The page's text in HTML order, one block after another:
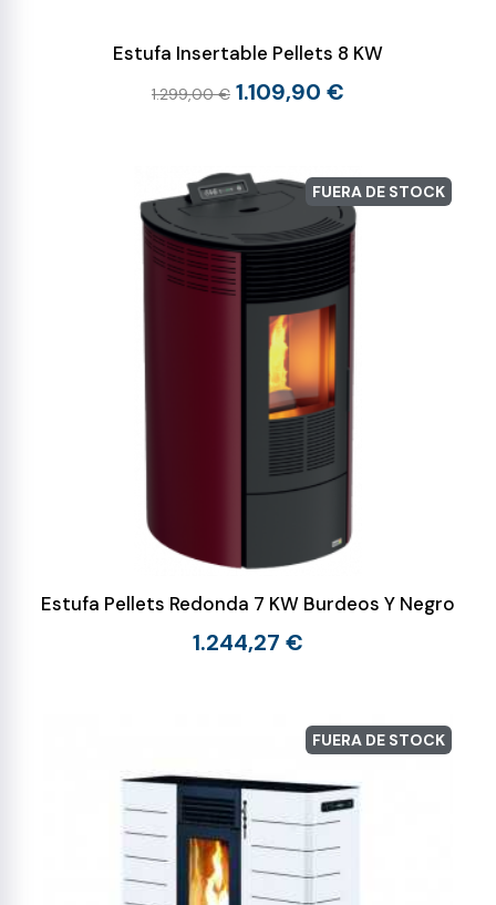
Estufa Insertable Pellets 8 KW
1.299,00 € 1.109,90 €
FUERA DE STOCK
Estufa Pellets Redonda 7 KW Burdeos Y Negro
1.244,27 €
FUERA DE STOCK